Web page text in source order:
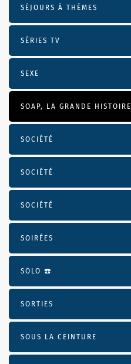
SÉJOURS À THÈMES
SÉRIES TV
SEXE
SOAP, LA GRANDE HISTOIRE
SOCIÉTÉ
SOCIÉTÉ
SOCIÉTÉ
SOIRÉES
SOLO ☎️
SORTIES
SOUS LA CEINTURE